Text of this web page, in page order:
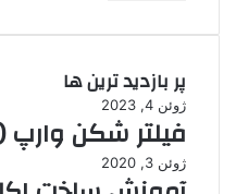
پر بازدید ترین ها
ژوئن 4, 2023
فیلتر شکن وارپ (warp)
ژوئن 3, 2020